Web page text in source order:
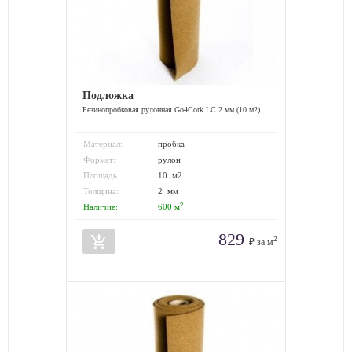
Подложка
Резинопробковая рулонная Go4Cork LC 2 мм (10 м2)
Материал:
пробка
Формат:
рулон
Площадь
упаковки:
10 м2
Толщина:
2 мм
Наличие:
600 м2
add_shopping_cart 829 ₽ за м2